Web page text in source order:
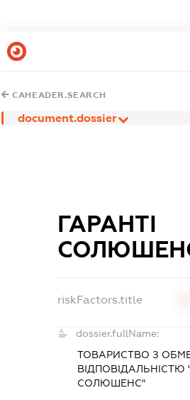
CAHEADER.SEARCH
document.dossier
ГАРАНТІ
riskFactors.title
dossier.fullName:
ТОВАРИСТВО З
ВІДПОВІДАЛЬНІСТЮ
СОЛЮШЕНС"